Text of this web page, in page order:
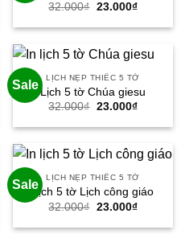
32.000₫ Giá
là:
23.000₫Giá
tại
Sale
LỊCH NẸP THIẾC 5 TỜ
Lịch 5 tờ Chúa giesu
32.000₫ Giá
là:
23.000₫Giá
tại
23.000₫.
Sale
LỊCH NẸP THIẾC 5 TỜ
Lịch 5 tờ Lịch công giáo
32.000₫ Giá
là:
23.000₫Giá
tại